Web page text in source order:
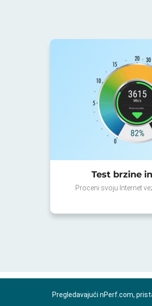
Test brzine
Proceni svoju Internet
Pregledavajući nPerf.com,